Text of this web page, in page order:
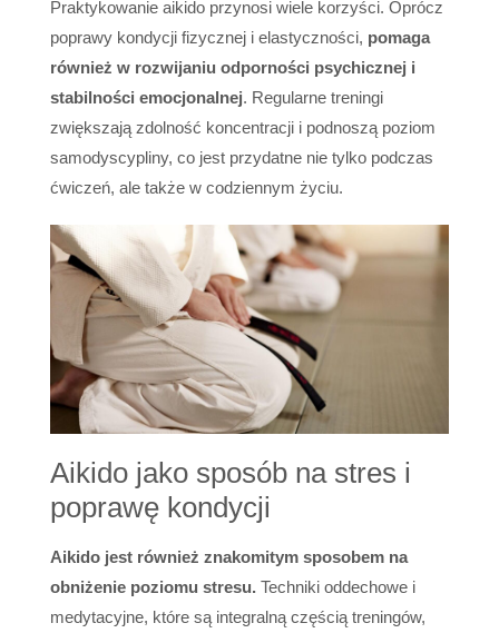
Praktykowanie aikido przynosi wiele korzyści. Oprócz
poprawy kondycji fizycznej i elastyczności, pomaga
również w rozwijaniu odporności psychicznej i
stabilności emocjonalnej. Regularne treningi
zwiększają zdolność koncentracji i podnoszą poziom
samodyscypliny, co jest przydatne nie tylko podczas
ćwiczeń, ale także w codziennym życiu.
Aikido jako sposób na stres i
poprawę kondycji
Aikido jest również znakomitym sposobem na
obniżenie poziomu stresu. Techniki oddechowe i
medytacyjne, które są integralną częścią treningów,